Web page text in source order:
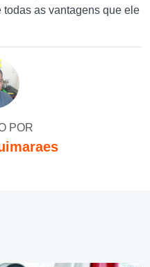
as vantagens que ele
POR